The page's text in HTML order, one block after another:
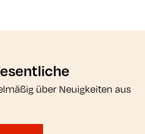
über Neuigkeiten aus